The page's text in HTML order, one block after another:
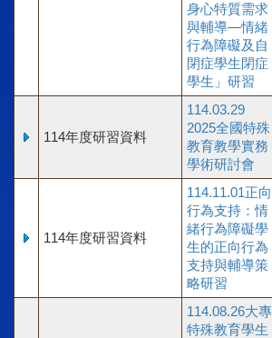
身心特質需求
與輔導—情緒
行為障礙及自
閉症學生閉症
學生」研習
114年度研習資料
114.03.29
2025全國特殊
教育教學實務
學術研討會
114年度研習資料
114.11.01正向
行為支持：情
緒行為障礙學
生的正向行為
支持與輔導策
略研習
114.08.26大專
特殊教育學生